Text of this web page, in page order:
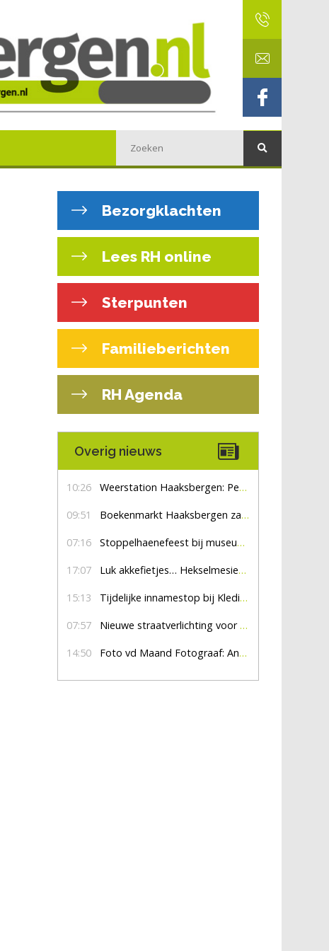
Bezorgklachten
Lees RH online
Sterpunten
Familieberichten
RH Agenda
Overig nieuws
10:26 Weerstation Haaksbergen: Perioden met zon en droog
09:51 Boekenmarkt Haaksbergen zaterdag 8 augustus, marktplein Haaksbergen
07:16 Stoppelhaenefeest bij museum De Lebbenbrugge
17:07 Luk akkefietjes… HekselmesienHarry
15:13 Tijdelijke innamestop bij Kledingbank Stefania
07:57 Nieuwe straatverlichting voor De Veldmaat en De Pas
14:50 Foto vd Maand Fotograaf: Anna Jalving